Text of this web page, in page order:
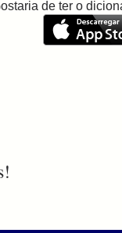
de ter o